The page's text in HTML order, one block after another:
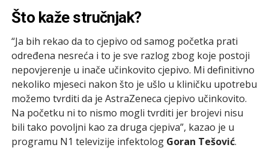
Što kaže stručnjak?
“Ja bih rekao da to cjepivo od samog početka prati
određena nesreća i to je sve razlog zbog koje postoji
nepovjerenje u inače učinkovito cjepivo. Mi definitivno
nekoliko mjeseci nakon što je ušlo u kliničku upotrebu
možemo tvrditi da je AstraZeneca cjepivo učinkovito.
Na početku ni to nismo mogli tvrditi jer brojevi nisu
bili tako povoljni kao za druga cjepiva”, kazao je u
programu N1 televizije infektolog Goran Tešović.